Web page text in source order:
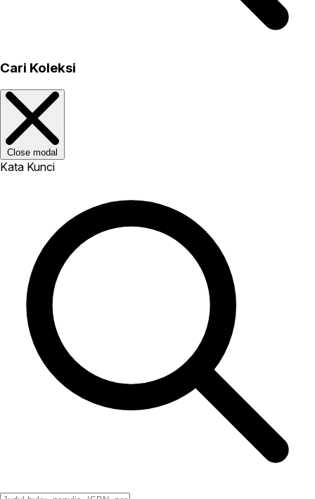
Cari Koleksi
Close modal
Kata Kunci